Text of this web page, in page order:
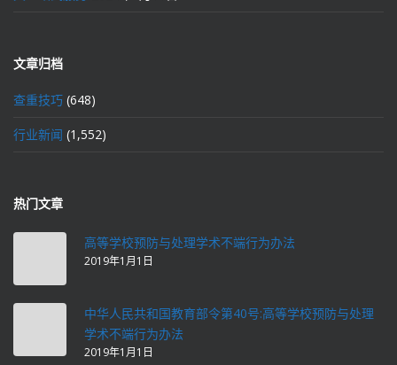
文章归档
查重技巧 (648)
行业新闻 (1,552)
热门文章
高等学校预防与处理学术不端行为办法
2019年1月1日
中华人民共和国教育部令第40号:高等学校预防与处理
学术不端行为办法
2019年1月1日